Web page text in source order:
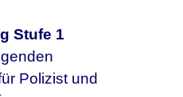
Stufe 1
Polizist und